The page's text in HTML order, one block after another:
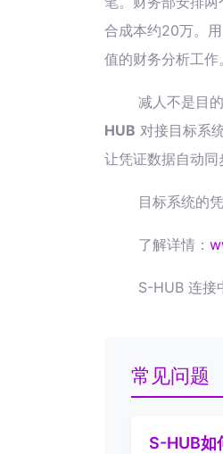
合成本约20万。用
值的财务分析工作。
减人不是目
HUB 对接目标系
让凭证数据自动同
目标系统的
了解详情：
S-HUB 连接
常见问题
S-HUB如